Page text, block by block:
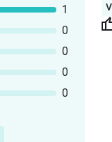
1
0
0
0
0